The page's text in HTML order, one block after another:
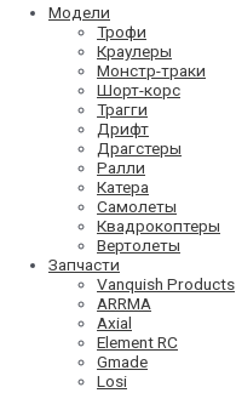
Модели
Трофи
Краулеры
Монстр-траки
Шорт-корс
Трагги
Дрифт
Драгстеры
Ралли
Катера
Самолеты
Квадрокоптеры
Вертолеты
Запчасти
Vanquish Products
ARRMA
Axial
Element RC
Gmade
Losi